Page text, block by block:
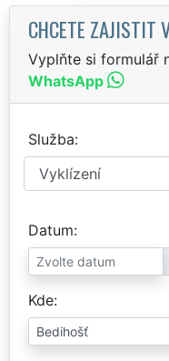
CHCETE ZAJISTIT
Vyplňte si formulář
WhatsApp
Služba
Datum
Kde